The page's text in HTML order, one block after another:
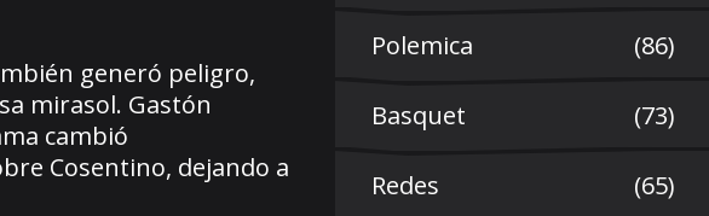
generó peligro,
mirasol. Gastón
cambió
Cosentino, dejando a
Polemica (86)
Basquet (73)
Redes (65)